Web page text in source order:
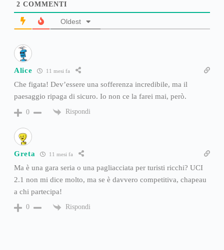
2 COMMENTI
Oldest
Alice 11 mesi fa
Che figata! Dev’essere una sofferenza incredibile, ma il
paesaggio ripaga di sicuro. Io non ce la farei mai, però.
0 Rispondi
Greta 11 mesi fa
Ma è una gara seria o una pagliacciata per turisti ricchi? UCI
2.1 non mi dice molto, ma se è davvero competitiva, chapeau
a chi partecipa!
0 Rispondi